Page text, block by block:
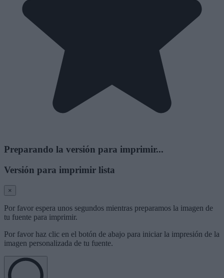
Preparando la versión para imprimir...
Versión para imprimir lista
×
Por favor espera unos segundos mientras preparamos la imagen de
tu fuente para imprimir.
Por favor haz clic en el botón de abajo para iniciar la impresión de la
imagen personalizada de tu fuente.